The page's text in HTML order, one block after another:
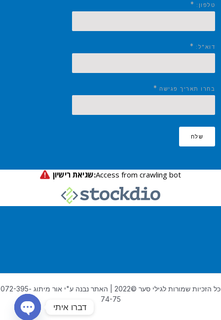
טלפון: *
דוא"ל: *
בחרו תאריך פגישה *
שלח
כל הזכיות שמורות לגילי סער ©2022 | האתר נבנה ע"י אור מיתוג 072-395-
74-75
דברו איתי